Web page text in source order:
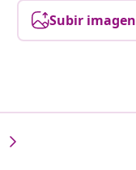
Subir imagen